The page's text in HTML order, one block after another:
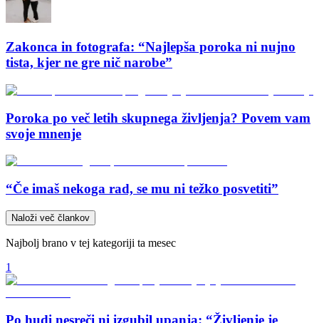
Zakonca in fotografa: “Najlepša poroka ni nujno
tista, kjer ne gre nič narobe”
Poroka po več letih skupnega življenja? Povem vam
svoje mnenje
“Če imaš nekoga rad, se mu ni težko posvetiti”
Naloži več člankov
Najbolj brano v tej kategoriji ta mesec
1